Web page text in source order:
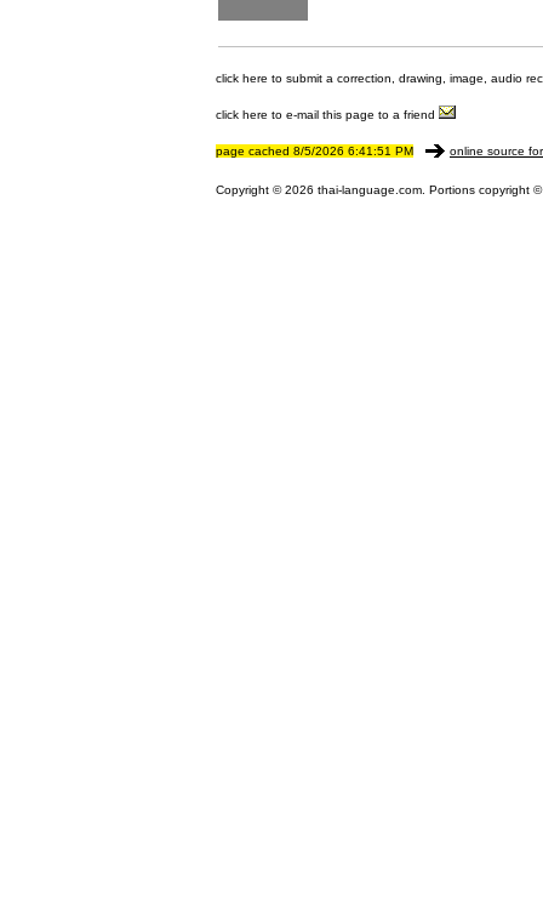
click here to submit a correction, drawing, image, audio
click here to e-mail this page to a friend
page cached 8/5/2026 6:41:51 PM online source
Copyright © 2026 thai-language.com. Portions copyright